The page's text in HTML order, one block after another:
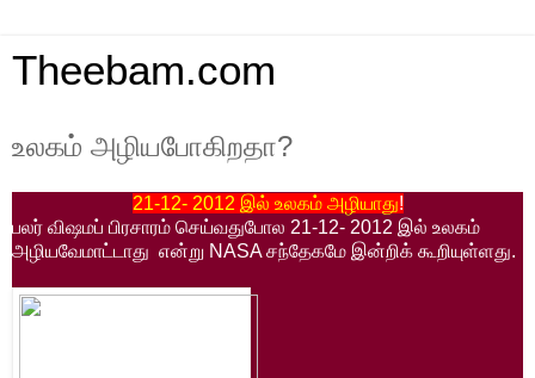
Theebam.com
உலகம் அழியபோகிறதா?
21-12- 2012 இல் உலகம் அழியாது!
பலர் விஷமப் பிரசாரம் செய்வதுபோல 21-12- 2012 இல் உலகம்
அழியவேமாட்டாது என்று NASAசந்தேகமே இன்றிக் கூறியுள்ளது.